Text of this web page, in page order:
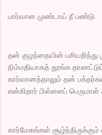
பார்வான முண்டாய் நீ பண்டு.
தன் குழந்தையின் பசியறிந்து
நிம்மதியாகத் தூங்க
கார்வானத்தாலும் தன்
என்கிறார் பிள்ளைப்
கார்மேகங்கள்